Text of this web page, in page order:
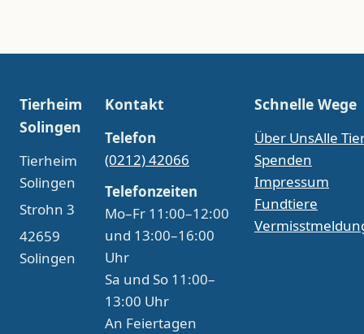
Tierheim
Solingen
Tierheim
Solingen
Strohn 3
42659
Solingen
Kontakt
Telefon
(0212) 42066
Telefonzeiten
Mo–Fr 11:00–12:00
und 13:00–16:00
Uhr
Sa und So 11:00–
13:00 Uhr
An Feiertagen
Schnelle Wege
Über UnsAlle
Spenden
Impressum
Fundtiere